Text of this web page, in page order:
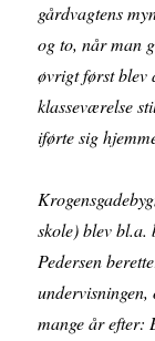
gårdvagtens
og to, når man
øvrigt først blev
klasseværelse
iførte sig
skole) blev
Pedersen
mange år efter: